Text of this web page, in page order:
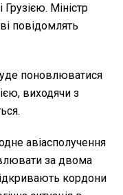
Міністр
повідомлять
поновлюватися
виходячи з
авіасполучення
за двома
кордони